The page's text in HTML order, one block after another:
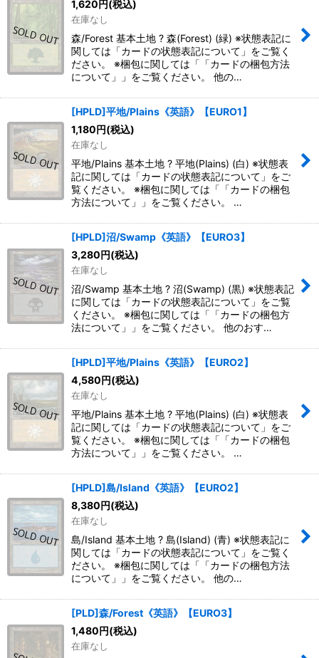
1,620 円(税込)
在庫なし
森/Forest 基本土地 ? 森(Forest) (緑) ※状態表記に
関しては「カードの状態表記について」をご覧く
ださい。 ※梱包に関しては「「カードの梱包方法
について」」をご覧ください。 他の…
[HPLD]平地/Plains《英語》【EURO1】
1,180円(税込)
在庫なし
平地/Plains 基本土地 ? 平地(Plains) (白) ※状態表
記に関しては「カードの状態表記について」をご
覧ください。 ※梱包に関しては「「カードの梱包
方法について」」をご覧ください。 …
[HPLD]沼/Swamp《英語》【EURO3】
3,280円(税込)
在庫なし
沼/Swamp 基本土地 ? 沼(Swamp) (黒) ※状態表記
に関しては「カードの状態表記について」をご覧
ください。 ※梱包に関しては「「カードの梱包方
法について」」をご覧ください。 他のおす…
[HPLD]平地/Plains《英語》【EURO2】
4,580円(税込)
在庫なし
平地/Plains 基本土地 ? 平地(Plains) (白) ※状態表
記に関しては「カードの状態表記について」をご
覧ください。 ※梱包に関しては「「カードの梱包
方法について」」をご覧ください。 …
[HPLD]島/Island《英語》【EURO2】
8,380円(税込)
在庫なし
島/Island 基本土地 ? 島(Island) (青) ※状態表記に
関しては「カードの状態表記について」をご覧く
ださい。 ※梱包に関しては「「カードの梱包方法
について」」をご覧ください。 他の…
[PLD]森/Forest《英語》【EURO3】
1,480円(税込)
在庫なし